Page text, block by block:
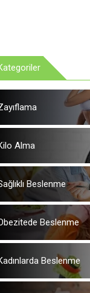
Alma
Beslenme
Beslenme
Beslenme